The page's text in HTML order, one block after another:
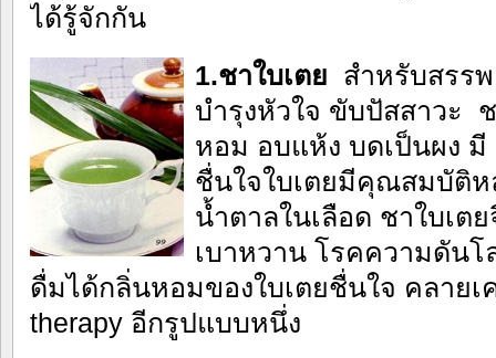
ได้รู้จักกัน
1.ชาใบเตย สำหรับสรร
บำรุงหัวใจ ขับปัสสาวะ
หอม อบแห้ง บดเป็นผง
ชื่นใจใบเตยมีคุณสมบัติ
น้ำตาลในเลือด ชาใบเต
เบาหวาน โรคความดัน
ดื่มได้กลิ่นหอมของใบเตยชื่นใจ คลายเ
therapy อีกรูปแบบหนึ่ง